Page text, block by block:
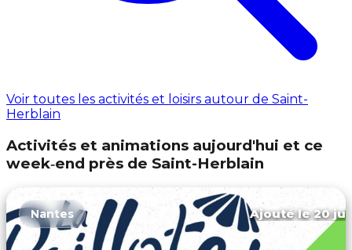
Voir toutes les activités et loisirs autour de Saint-
Herblain
Activités et animations aujourd'hui et ce
week‑end près de Saint-Herblain
Nantes Ajouté le 20